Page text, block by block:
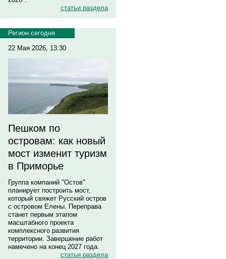
статьи раздела
Регион сегодня
22 Мая 2026, 13:30
Пешком по
островам: как новый
мост изменит туризм
в Приморье
Группа компаний "Остов"
планирует построить мост,
который свяжет Русский остров
с островом Елены. Переправа
станет первым этапом
масштабного проекта
комплексного развития
территории. Завершение работ
намечено на конец 2027 года.
статьи раздела